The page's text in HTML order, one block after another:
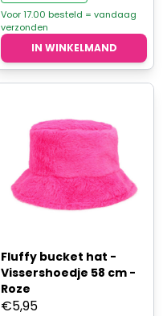
Voor 17.00 besteld = vandaag
verzonden
IN WINKELMAND
Fluffy bucket hat -
Vissershoedje 58 cm -
Roze
€5,95